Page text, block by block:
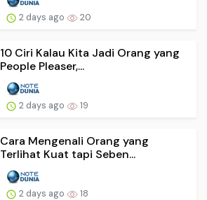
2 days ago 20
10 Ciri Kalau Kita Jadi Orang yang
People Pleaser,...
2 days ago 19
Cara Mengenali Orang yang
Terlihat Kuat tapi Seben...
2 days ago 18